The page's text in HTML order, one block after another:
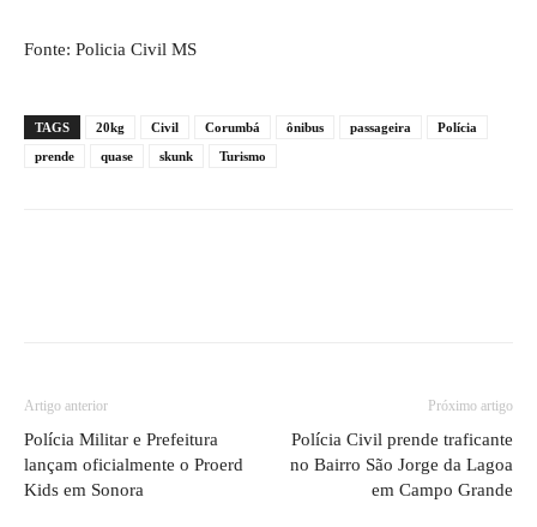
Fonte: Policia Civil MS
TAGS 20kg Civil Corumbá ônibus passageira
Polícia
prende
quase skunk Turismo
Artigo anterior
Polícia Militar e Prefeitura
lançam oficialmente o Proerd
Kids em Sonora
Próximo artigo
Polícia Civil prende traficante
no Bairro São Jorge da Lagoa
em Campo Grande